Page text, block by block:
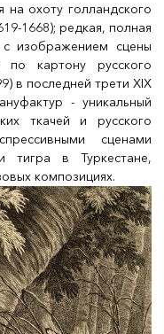
на охоту голландского
1668); редкая, полная
изображением сцены
картону русского
в последней трети XIX
- уникальный
ткачей и русского
сценами
тигра в Туркестане,
композициях.